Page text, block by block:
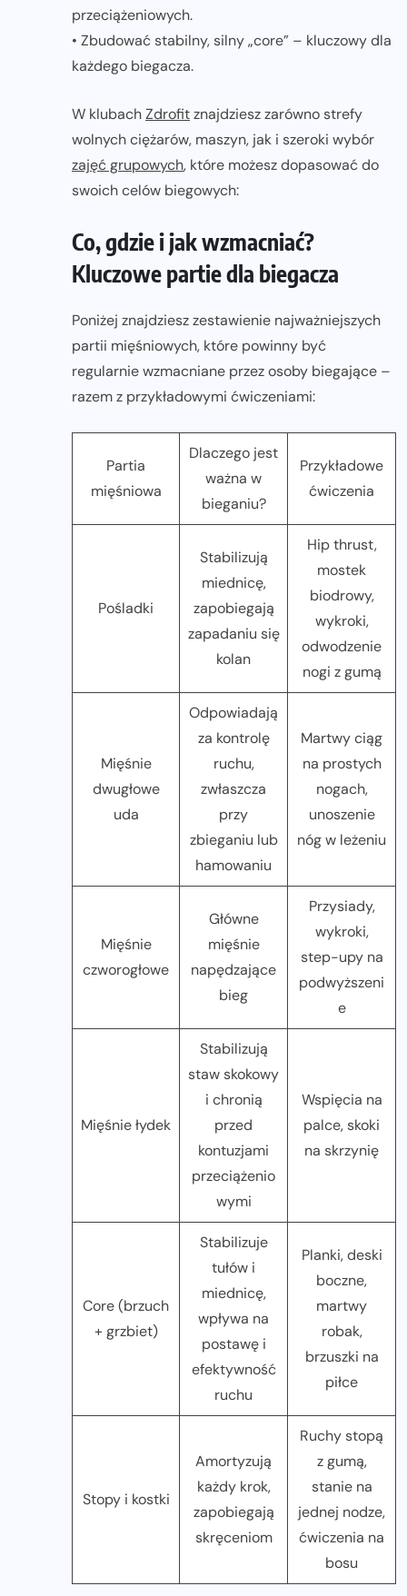
przeciążeniowych.
• Zbudować stabilny, silny „core” – kluczowy dla
każdego biegacza.
W klubachZdrofitznajdziesz zarówno strefy
wolnych ciężarów, maszyn, jak i szeroki wybór
zajęć grupowych, które możesz dopasować do
swoich celów biegowych:
Co, gdzie i jak wzmacniać?
Kluczowe partie dla biegacza
Poniżej znajdziesz zestawienie najważniejszych
partii mięśniowych, które powinny być
regularnie wzmacniane przez osoby biegające –
razem z przykładowymi ćwiczeniami:
Partia
mięśniowa
Dlaczego jest
ważna w
bieganiu?
Przykładowe
ćwiczenia
Pośladki
Stabilizują
miednicę,
zapobiegają
zapadaniu się
kolan
Hip thrust,
mostek
biodrowy,
wykroki,
odwodzenie
nogi z gumą
Mięśnie
dwugłowe
uda
Odpowiadają
za kontrolę
ruchu,
zwłaszcza
przy
zbieganiu lub
hamowaniu
Martwy ciąg
na prostych
nogach,
unoszenie
nóg w leżeniu
Mięśnie
czworogłowe
Główne
mięśnie
napędzające
bieg
Przysiady,
wykroki,
step-upy na
podwyższeni
e
Mięśnie łydek
Stabilizują
staw skokowy
i chronią
przed
kontuzjami
przeciążenio
wymi
Wspięcia na
palce, skoki
na skrzynię
Core (brzuch
+ grzbiet)
Stabilizuje
tułów i
miednicę,
wpływa na
postawę i
efektywność
ruchu
Planki, deski
boczne,
martwy
robak,
brzuszki na
piłce
Stopy i kostki
Amortyzują
każdy krok,
zapobiegają
skręceniom
Ruchy stopą
z gumą,
stanie na
jednej nodze,
ćwiczenia na
bosu